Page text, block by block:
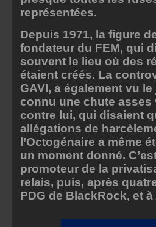
représentées.
Depuis 1971, la figure
fondateur du FEM, qui
souvent le lieu où des
étaient créés. La
GAVI, a également vu
connu une chute
contre lui, qui disaient
allégations de
l’Octogénaire a même
un moment donné.
promoteur de la
relais, puis, après
PDG de BlackRock, et